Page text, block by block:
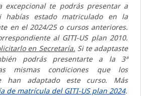
excepcional te podrás presentar a
habías estado matriculado en la
en el 2024/25 o cursos anteriores.
al GITI-US plan 2010.
en Secretaría. Si te adaptaste
podrás presentarte a la 3ª
mismas condiciones que los
han adaptado este curso. Más
de matrícula del GITI-US plan 2024.